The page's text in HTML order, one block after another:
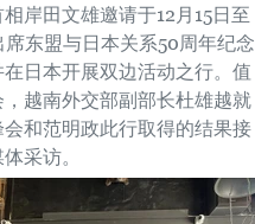
相岸田文雄邀请于12月15日至
席东盟与日本关系50周年纪念
日本开展双边活动之行。值
，越南外交部副部长杜雄越就
会和范明政此行取得的结果接
采访。